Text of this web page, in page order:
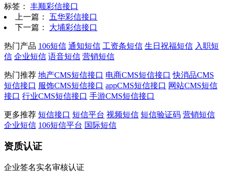
标签： 丰顺彩信接口
上一篇： 五华彩信接口
下一篇： 大埔彩信接口
热门产品 106短信 通知短信 工资条短信 生日祝福短信 入职短
信 企业短信 语音短信 营销短信
热门推荐 地产CMS短信接口 电商CMS短信接口 快消品CMS
短信接口 服饰CMS短信接口 appCMS短信接口 网站CMS短信
接口 行业CMS短信接口 手游CMS短信接口
更多推荐 短信接口 短信平台 视频短信 短信验证码 营销短信
企业短信 106短信平台 国际短信
资质认证
企业签名实名审核认证